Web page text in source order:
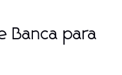
Banca para